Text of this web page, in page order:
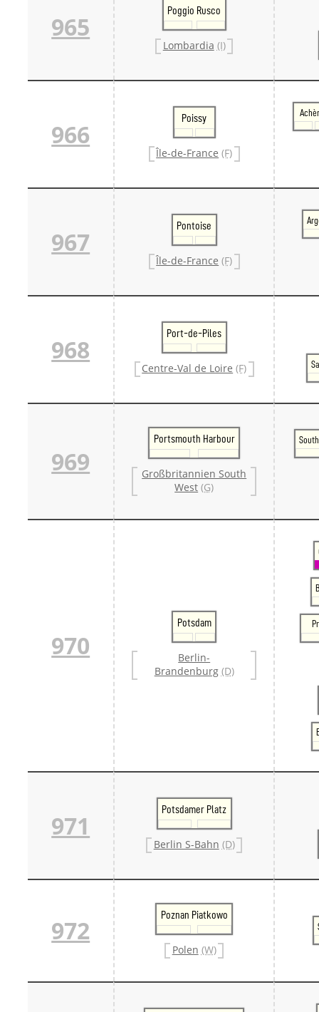
965
Poggio Rusco
Lombardia (I)
966
Poissy
Île-de-France (F)
967
Pontoise
Île-de-France (F)
968
Port-de-Piles
Centre-Val de Loire (F)
969
Portsmouth Harbour
Großbritannien South
West (G)
970
Potsdam
Berlin-
Brandenburg (D)
971
Potsdamer Platz
Berlin S-Bahn (D)
972
Poznan Piatkowo
Polen (W)